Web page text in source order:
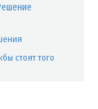
стоят того